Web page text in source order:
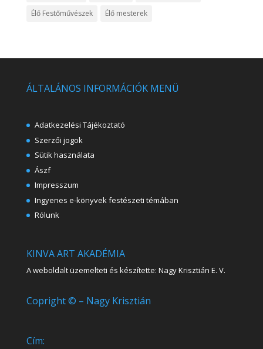
Élő Festőművészek
Élő mesterek
ÁLTALÁNOS INFORMÁCIÓK MENÜ
Adatkezelési Tájékoztató
Szerzői jogok
Sütik használata
Ászf
Impresszum
Ingyenes e-könyvek festészeti témában
Rólunk
KINVA ART AKADÉMIA
A weboldalt üzemelteti és készítette: Nagy Krisztián E. V.
Copright © – Nagy Krisztián
Cím: